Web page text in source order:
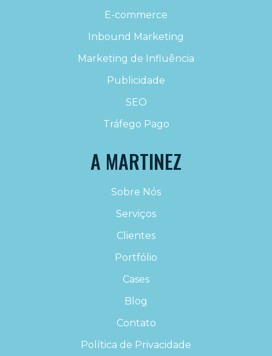
E-commerce
Inbound Marketing
Marketing de Influência
Publicidade
SEO
Tráfego Pago
A MARTINEZ
Sobre Nós
Serviços
Clientes
Portfólio
Cases
Blog
Contato
Política de Privacidade